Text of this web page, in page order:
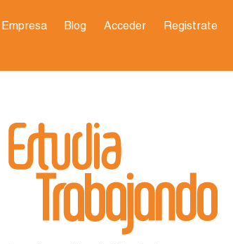
Blog Acceder Registrate